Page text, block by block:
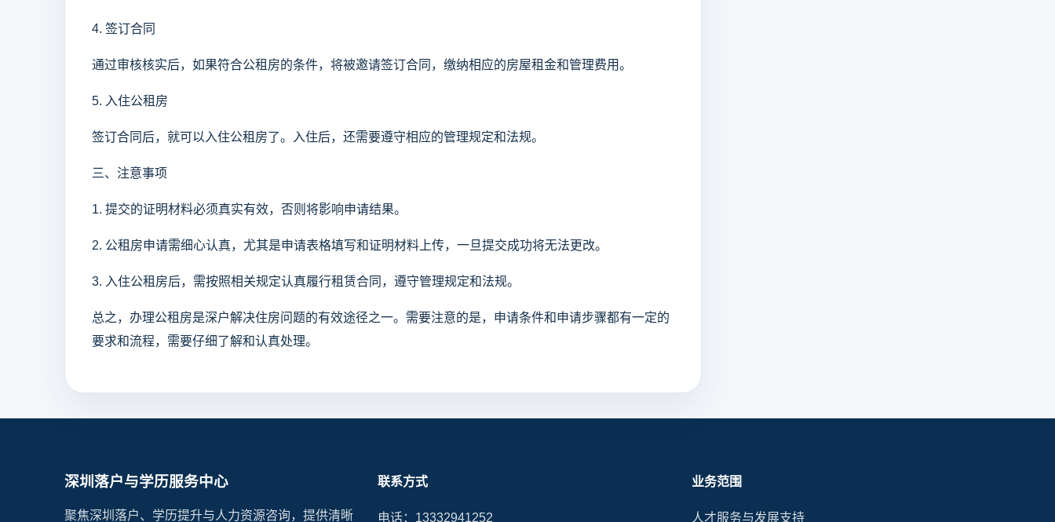
4. 签订合同
通过审核核实后，如果符合公租房的条件，将被邀请签订合同，缴纳相应的房屋租金和管理费用。
5. 入住公租房
签订合同后，就可以入住公租房了。入住后，还需要遵守相应的管理规定和法规。
三、注意事项
1. 提交的证明材料必须真实有效，否则将影响申请结果。
2. 公租房申请需细心认真，尤其是申请表格填写和证明材料上传，一旦提交成功将无法更改。
3. 入住公租房后，需按照相关规定认真履行租赁合同，遵守管理规定和法规。
总之，办理公租房是深户解决住房问题的有效途径之一。需要注意的是，申请条件和申请步骤都有一定的
要求和流程，需要仔细了解和认真处理。
深圳落户与学历服务中心
聚焦深圳落户、学历提升与人力资源咨询，提供清晰
联系方式
电话：13332941252
业务范围
人才服务与发展支持